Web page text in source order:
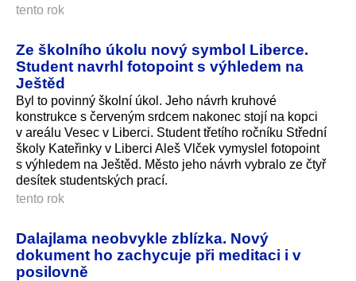
tento rok
Ze školního úkolu nový symbol Liberce.
Student navrhl fotopoint s výhledem na
Ještěd
Byl to povinný školní úkol. Jeho návrh kruhové
konstrukce s červeným srdcem nakonec stojí na kopci
v areálu Vesec v Liberci. Student třetího ročníku Střední
školy Kateřinky v Liberci Aleš Vlček vymyslel fotopoint
s výhledem na Ještěd. Město jeho návrh vybralo ze čtyř
desítek studentských prací.
tento rok
Dalajlama neobvykle zblízka. Nový
dokument ho zachycuje při meditaci i v
posilovně